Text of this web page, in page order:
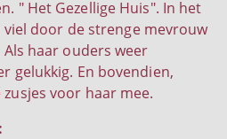
" Het Gezellige Huis". In het
door de strenge mevrouw
haar ouders weer
gelukkig. En bovendien,
voor haar mee.